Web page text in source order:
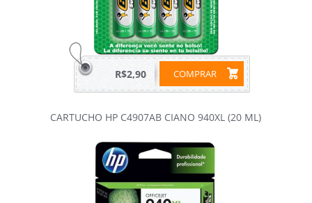
COMPRAR
R$2,90
CARTUCHO HP C4907AB CIANO 940XL (20 ML)